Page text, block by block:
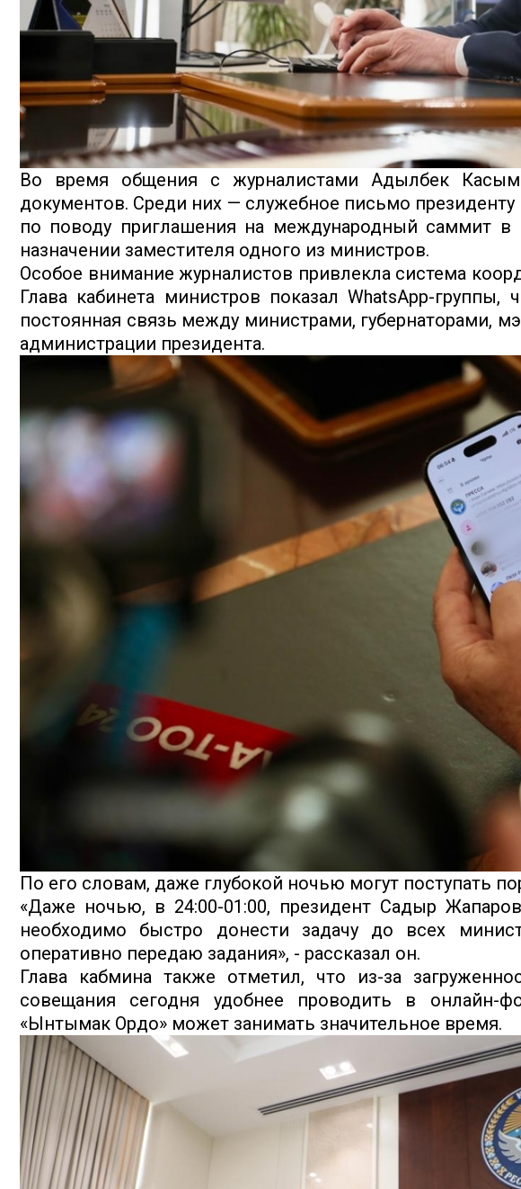
Во время общения с журналистами Адылбек
документов. Среди них — служебное письмо
по поводу приглашения на международный саммит в
назначении заместителя одного из министров.
Особое внимание журналистов привлекла система
Глава кабинета министров показал WhatsApp-группы,
постоянная связь между министрами, губернаторами,
администрации президента.
По его словам, даже глубокой ночью могут поступать
«Даже ночью, в 24:00-01:00, президент Садыр
необходимо быстро донести задачу до всех
оперативно передаю задания», - рассказал он.
Глава кабмина также отметил, что из-за
совещания сегодня удобнее проводить в онлайн-
«Ынтымак Ордо» может занимать значительное время.